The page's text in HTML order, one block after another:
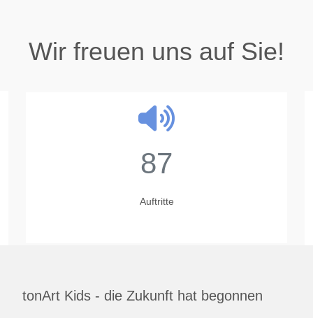
Wir freuen uns auf Sie!
87
Auftritte
tonArt Kids - die Zukunft hat begonnen